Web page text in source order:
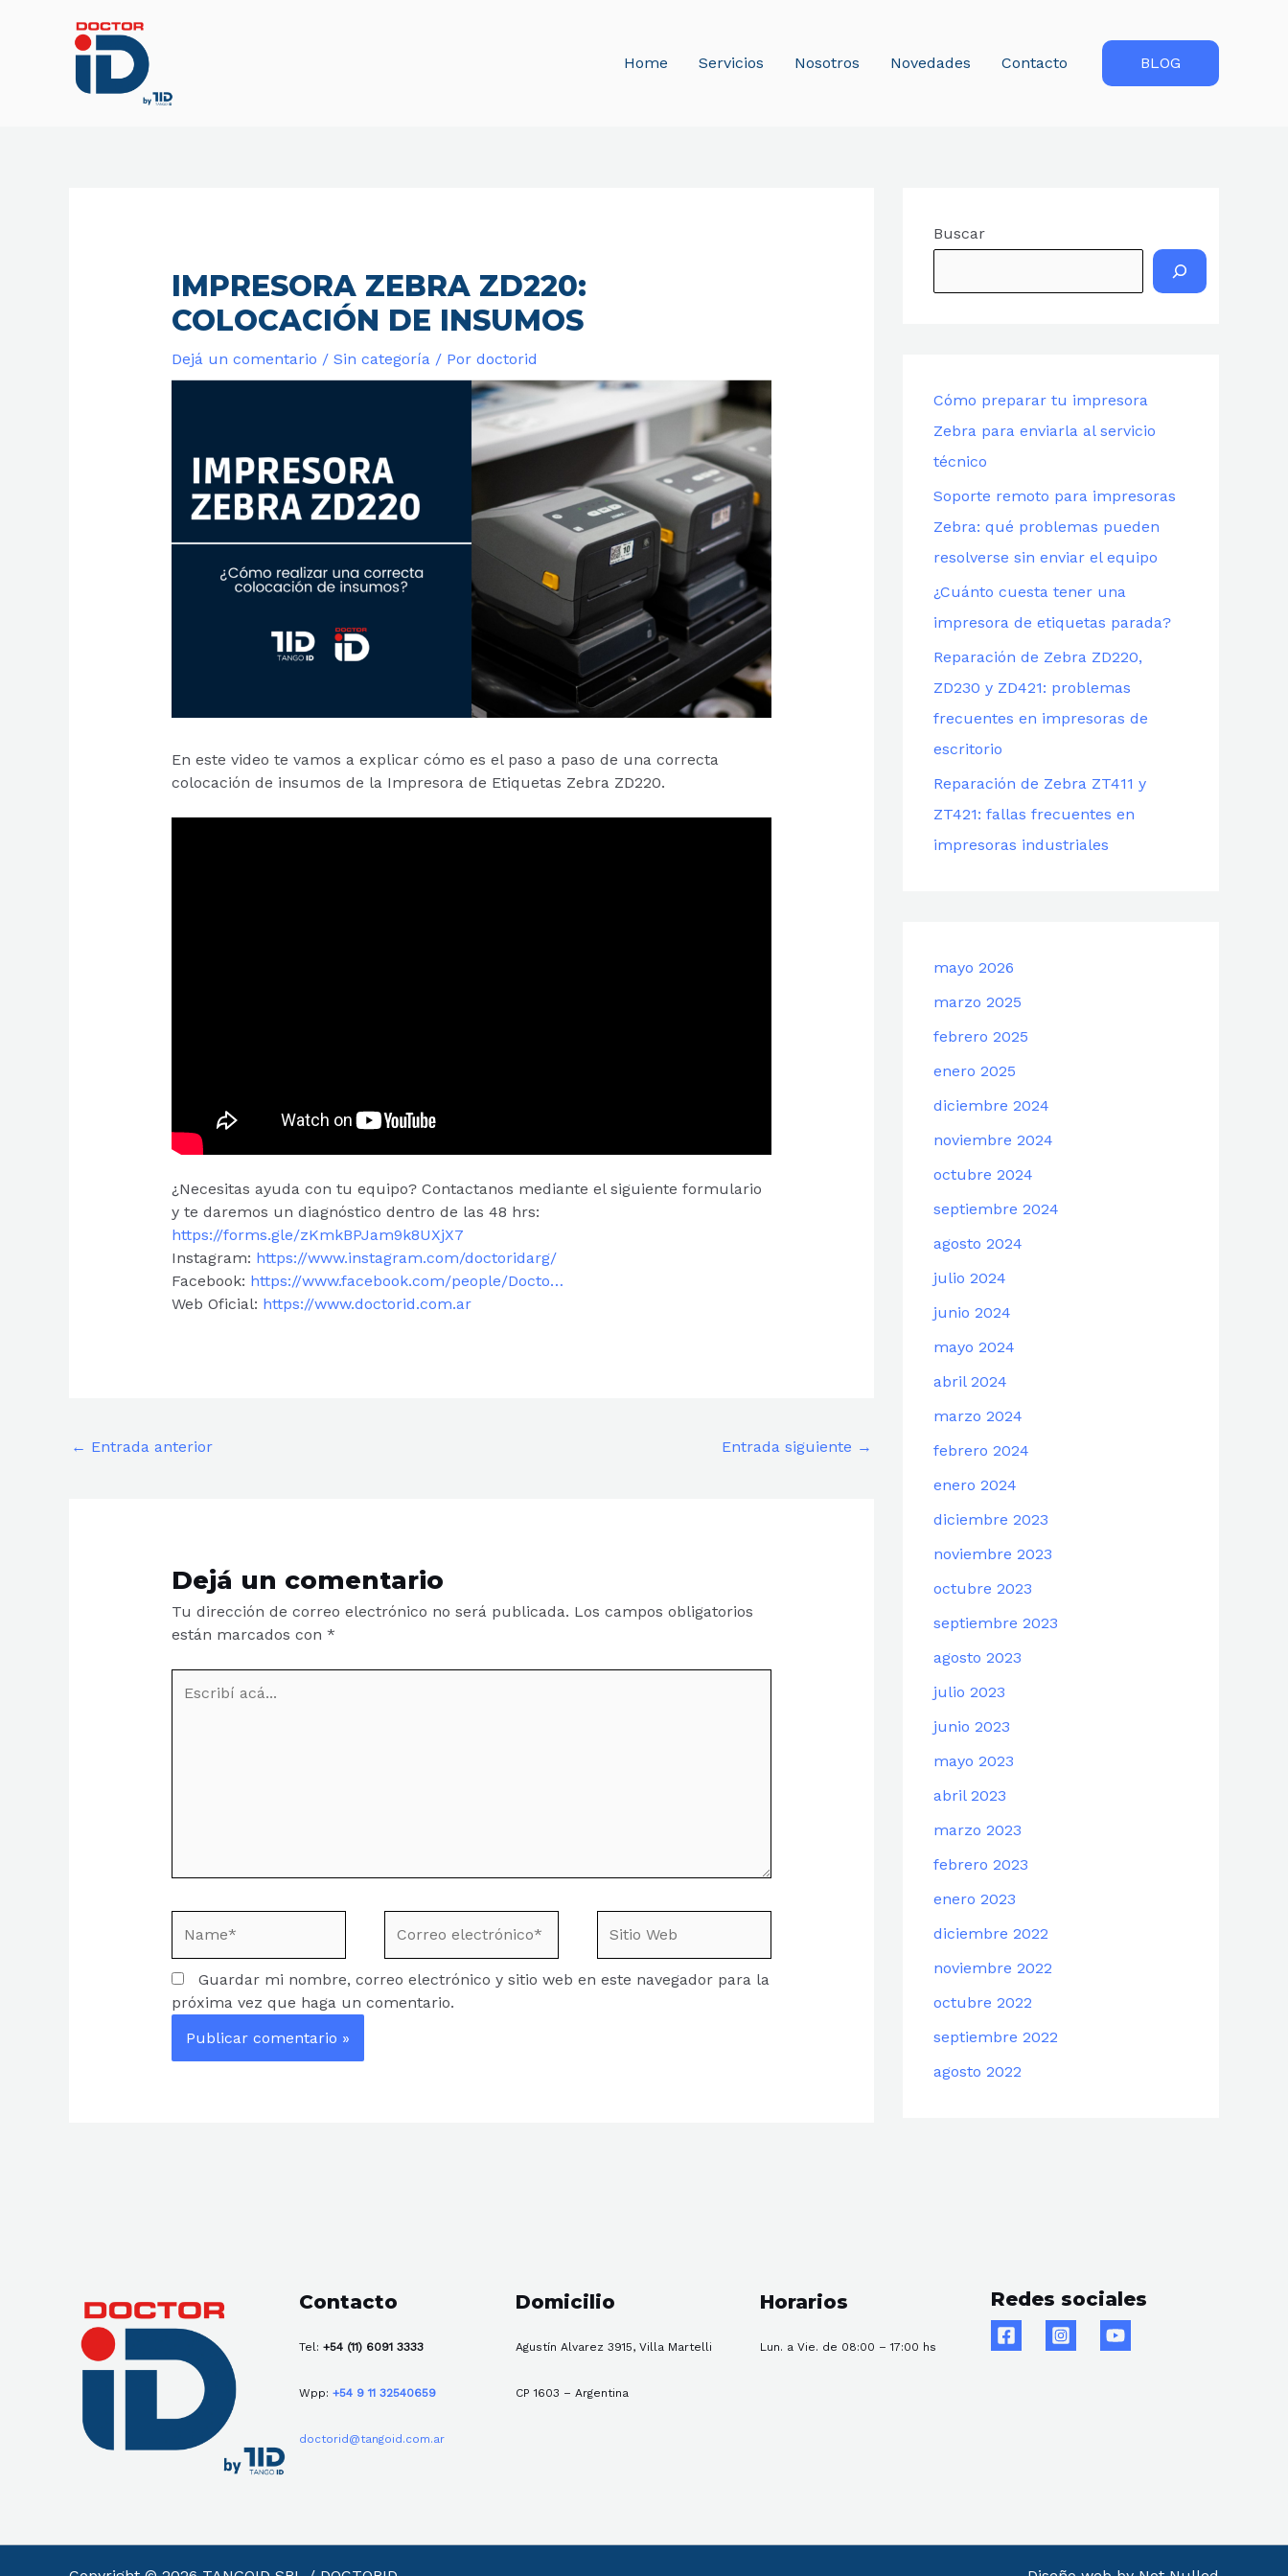
Home Servicios Nosotros Novedades Contacto BLOG
IMPRESORA ZEBRA ZD220:
COLOCACIÓN DE INSUMOS
Dejá un comentario / Sin categoría/ Por doctorid
En este video te vamos a explicar cómo es el paso a paso de una correcta
colocación de insumos de la Impresora de Etiquetas Zebra ZD220.
¿Necesitas ayuda con tu equipo? Contactanos mediante el siguiente formulario
y te daremos un diagnóstico dentro de las 48 hrs:
https://forms.gle/zKmkBPJam9k8UXjX7
Instagram: https://www.instagram.com/doctoridarg/
Facebook: https://www.facebook.com/people/Docto…
Web Oficial: https://www.doctorid.com.ar
← Entrada anterior Entrada siguiente →
Dejá un comentario
Tu dirección de correo electrónico no será publicada. Los campos obligatorios
están marcados con *
acá...
electrónico*
Web
Guardar mi nombre, correo electrónico y sitio web en este navegador para la
próxima vez que haga un comentario.
Buscar
Cómo preparar tu impresora
Zebra para enviarla al servicio
técnico
Soporte remoto para impresoras
Zebra: qué problemas pueden
resolverse sin enviar el equipo
¿Cuánto cuesta tener una
impresora de etiquetas parada?
Reparación de Zebra ZD220,
ZD230 y ZD421: problemas
frecuentes en impresoras de
escritorio
Reparación de Zebra ZT411 y
ZT421: fallas frecuentes en
impresoras industriales
mayo 2026
marzo 2025
febrero 2025
enero 2025
diciembre 2024
noviembre 2024
octubre 2024
septiembre 2024
agosto 2024
julio 2024
junio 2024
mayo 2024
abril 2024
marzo 2024
febrero 2024
enero 2024
diciembre 2023
noviembre 2023
octubre 2023
septiembre 2023
agosto 2023
julio 2023
junio 2023
mayo 2023
abril 2023
marzo 2023
febrero 2023
enero 2023
diciembre 2022
noviembre 2022
octubre 2022
septiembre 2022
agosto 2022
Contacto
Tel:+54 (11) 6091 3333
Wpp: +54 9 11 32540659
doctorid@tangoid.com.ar
Domicilio
Agustín Alvarez 3915, Villa Martelli
CP 1603 – Argentina
Horarios
Lun. a Vie. de 08:00 – 17:00 hs
Redes sociales